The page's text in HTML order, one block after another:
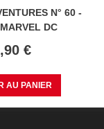
N° 60 -
DC
€
AU PANIER